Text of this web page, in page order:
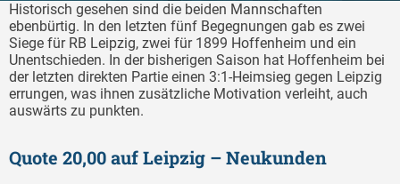
Historisch gesehen sind die beiden Mannschaften
ebenbürtig. In den letzten fünf Begegnungen gab es zwei
Siege für RB Leipzig, zwei für 1899 Hoffenheim und ein
Unentschieden. In der bisherigen Saison hat Hoffenheim bei
der letzten direkten Partie einen 3:1-Heimsieg gegen Leipzig
errungen, was ihnen zusätzliche Motivation verleiht, auch
auswärts zu punkten.
Quote 20,00 auf Leipzig – Neukunden